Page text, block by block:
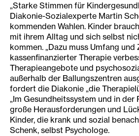
„Starke Stimmen für
Diakonie-Sozialexperte Martin
kommenden Wahlen. Kinder
mit ihrem Alltag und sich selbst
kommen. „Dazu muss Umfang und
kassenfinanzierter Therapie
Therapieangebote und
außerhalb der Ballungszentren
fordert die Diakonie „die
„Im Gesundheitssystem und in der
große Herausforderungen und
Kinder, die krank und sozial
Schenk, selbst Psychologe.